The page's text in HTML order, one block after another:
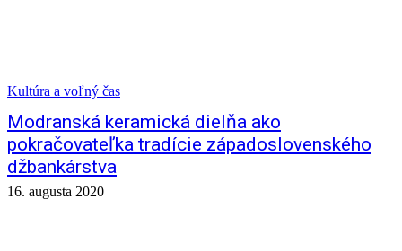
Kultúra a voľný čas
Modranská keramická dielňa ako
pokračovateľka tradície západoslovenského
džbankárstva
16. augusta 2020